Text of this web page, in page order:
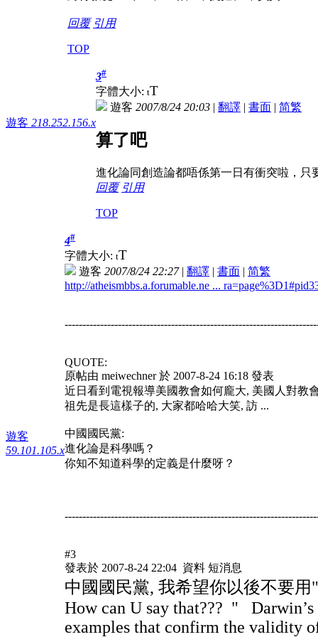
回覆 引用
TOP
遊客 218.252.156.x
3#
字體大小: tT
遊客 2007/8/24 20:03 | 翻譯 | 書面 | 简繁
算了吧
進化論同創造論都唔係第一日有衝突啦，
回覆 引用
TOP
遊客
59.101.105.x
4#
字體大小: tT
遊客 2007/8/24 22:27| 翻譯 | 書面 | 简繁
http://atheismbbs.a.forumable.ne ...
QUOTE:
原帖由 meiwechner 於 2007-8-24 16:18 發表
近日看到電視報導美國教會如何龐大, 美國人對教
祖先是長這樣子的, 大家都哈哈大笑, 訪 ...
中國國民黨:
進化論是科學嗎？
你知不知道科學的定義是什麼呀？
#3
發表於 2007-8-24 22:04 資料 短消息
中國國民黨, 我希望你以後不要
How can U say that??? " Darwin’s
examples that confirm the validity